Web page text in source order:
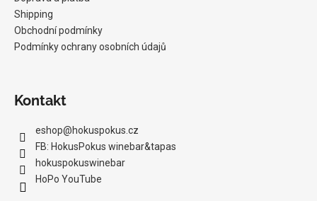
Shipping
Obchodní podmínky
Podmínky ochrany osobních údajů
Kontakt
eshop@hokuspokus.cz
FB: HokusPokus winebar&tapas
hokuspokuswinebar
HoPo YouTube